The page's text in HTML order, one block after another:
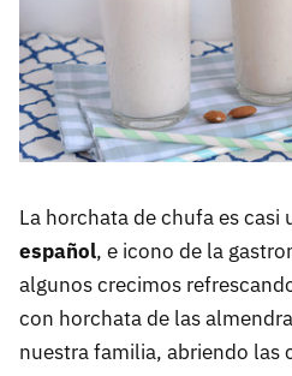
La horchata de chufa es casi
español, e icono de la
algunos crecimos
con horchata de las
nuestra familia, abriendo las